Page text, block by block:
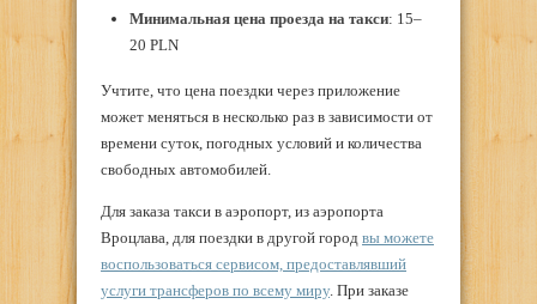
Минимальная цена проезда на такси: 15–
20 PLN
Учтите, что цена поездки через приложение
может меняться в несколько раз в зависимости от
времени суток, погодных условий и количества
свободных автомобилей.
Для заказа такси в аэропорт, из аэропорта
Вроцлава, для поездки в другой город вы можете
воспользоваться сервисом, предоставлявший
услуги трансферов по всему миру. При заказе